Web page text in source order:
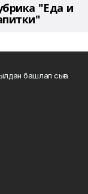
"Еда и
башлап сыға